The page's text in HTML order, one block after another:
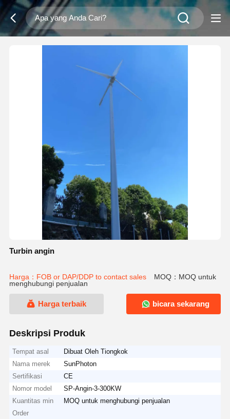
Turbin angin
Harga：FOB or DAP/DDP to contact sales
MOQ：MOQ untuk
menghubungi penjualan
Harga terbaik bicara sekarang
Deskripsi Produk
Tempat asal
Dibuat Oleh Tiongkok
Nama merek
SunPhoton
Sertifikasi
CE
Nomor model
SP-Angin-3-300KW
Kuantitas min
Order
MOQ untuk menghubungi penjualan